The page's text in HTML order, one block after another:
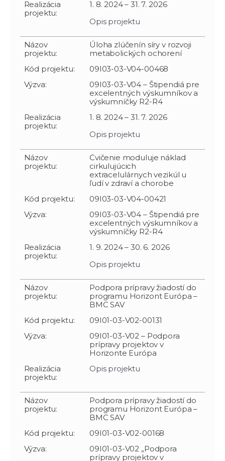
Realizácia
projektu:
1. 8. 2024 – 31. 7. 2026
Opis projektu
Názov
projektu:
Úloha zlúčenín síry v rozvoji
metabolických ochorení
Kód projektu:
09I03-03-V04-00468
Výzva:
09I03-03-V04 – Štipendiá pre
excelentných výskumníkov a
výskumníčky R2-R4
Realizácia
projektu:
1. 8. 2024 – 31. 7. 2026
Opis projektu
Názov
projektu:
Cvičenie moduluje náklad
cirkulujúcich
extracelulárnych vezikúl u
ľudí v zdraví a chorobe
Kód projektu:
09I03-03-V04-00421
Výzva:
09I03-03-V04 – Štipendiá pre
excelentných výskumníkov a
výskumníčky R2-R4
Realizácia
projektu:
1. 9. 2024 – 30. 6. 2026
Opis projektu
Názov
projektu:
Podpora prípravy žiadostí do
programu Horizont Európa –
BMC SAV
Kód projektu:
09I01-03-V02-00131
Výzva:
09I01-03-V02 – Podpora
prípravy projektov v
Horizonte Európa
Realizácia
projektu:
Opis projektu
Názov
projektu:
Podpora prípravy žiadostí do
programu Horizont Európa –
BMC SAV
Kód projektu:
09I01-03-V02-00168
Výzva:
09I01-03-V02 „Podpora
prípravy projektov v